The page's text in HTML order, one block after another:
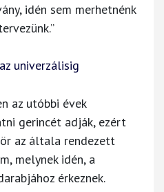
idén sem merhetnénk
univerzálisig
az utóbbi évek
gerincét adják, ezért
az általa rendezett
melynek idén, a
érkeznek.